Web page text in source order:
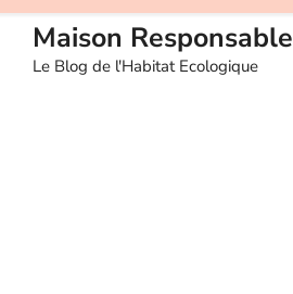
Aller
contenu
Maison Responsable
Le Blog de l'Habitat Ecologique